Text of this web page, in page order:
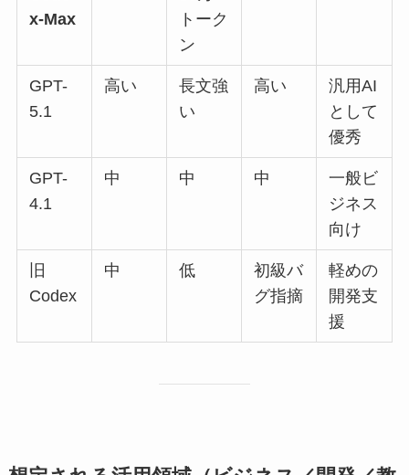
x-Max
トーク
ン
GPT-
5.1
高い
長文強
い
高い
汎用AI
として
優秀
GPT-
4.1
中 中 中
一般ビ
ジネス
向け
旧
Codex
中 低
初級バ
グ指摘
軽めの
開発支
援